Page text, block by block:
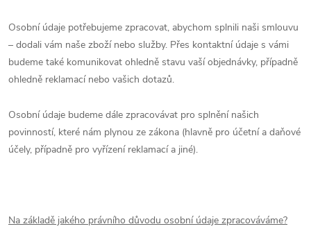
Osobní údaje potřebujeme zpracovat, abychom splnili naši smlouvu
– dodali vám naše zboží nebo služby. Přes kontaktní údaje s vámi
budeme také komunikovat ohledně stavu vaší objednávky, případně
ohledně reklamací nebo vašich dotazů.
Osobní údaje budeme dále zpracovávat pro splnění našich
povinností, které nám plynou ze zákona (hlavně pro účetní a daňové
účely, případně pro vyřízení reklamací a jiné).
Na základě jakého právního důvodu osobní údaje zpracováváme?